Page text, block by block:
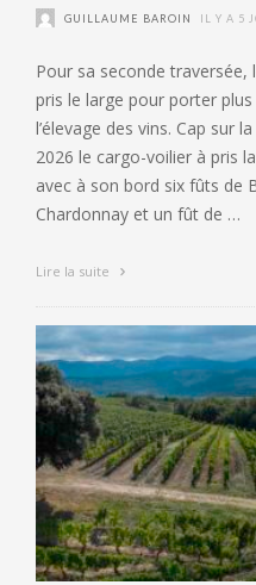
GUILLAUME BAROIN IL Y A 5
Pour sa seconde traversée,
pris le large pour porter
l’élevage des vins. Cap sur
2026 le cargo-voilier à pris
avec à son bord six fûts de
Chardonnay et un fût de …
Lire la suite